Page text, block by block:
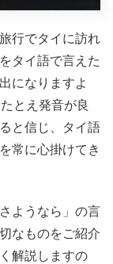
行でタイに訪れ
タイ語で言えた
になりますよ
とえ発音が良
と信じ、タイ語
常に心掛けてき
ようなら」の言
なものをご紹介
解説しますの